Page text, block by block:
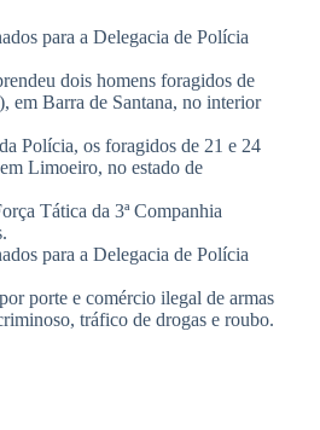
para a Delegacia de Polícia
dois homens foragidos de
em Barra de Santana, no interior
Polícia, os foragidos de 21 e 24
Limoeiro, no estado de
Tática da 3ª Companhia
para a Delegacia de Polícia
porte e comércio ilegal de armas
tráfico de drogas e roubo.